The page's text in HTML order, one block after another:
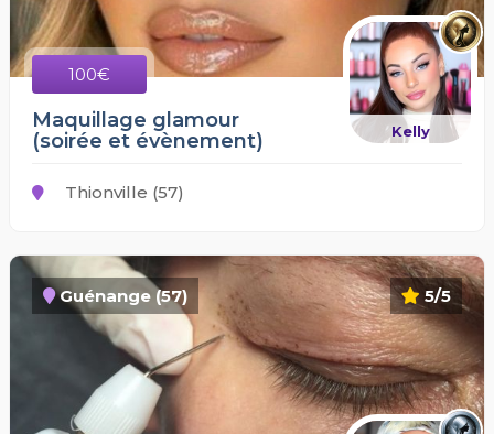
100€
Kelly
Maquillage glamour
(soirée et évènement)
Thionville (57)
5/5
Guénange (57)